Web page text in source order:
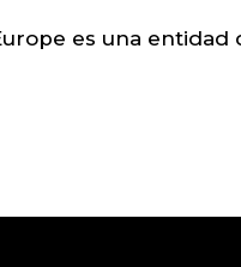
es una entidad